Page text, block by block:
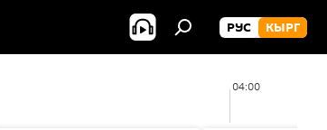
РУС КЫРГ
04:00